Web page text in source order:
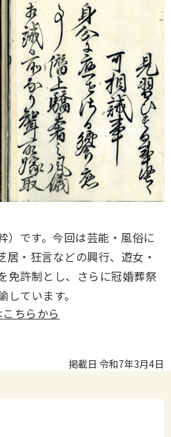
）です。今回は芸能・風俗に
居・狂言などの興行、遊女・
免許制とし、さらに冠婚葬祭
ています。
ちらから
掲載日 令和7年3月4日